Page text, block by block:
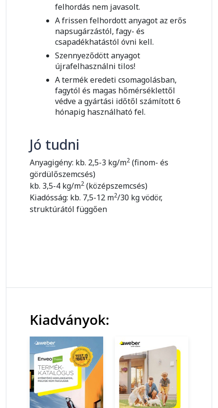
felhordás nem javasolt.
A frissen felhordott anyagot az erős
napsugárzástól, fagy- és
csapadékhatástól óvni kell.
Szennyeződött anyagot
újrafelhasználni tilos!
A termék eredeti csomagolásban,
fagytól és magas hőmérséklettől
védve a gyártási időtől számított 6
hónapig használható fel.
Jó tudni
Anyagigény: kb. 2,5-3 kg/m2 (finom- és
gördülőszemcsés)
kb. 3,5-4 kg/m2 (középszemcsés)
Kiadósság: kb. 7,5-12 m2/30 kg vödör,
struktúrától függően
Kiadványok: